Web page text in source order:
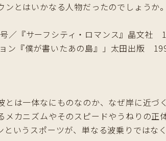
とはいかなる人物だったのでしょうか
号／『サーフシティ・ロマンス』晶文社
ン『僕が書いたあの島』」太田出版
は一体なにものなのか、なぜ岸に近づ
カニズムやそのスピードやうねりの正体
いうスポーツが、単なる波乗りではな